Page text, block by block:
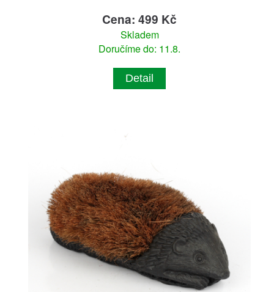
Cena: 499 Kč
Skladem
Doručíme do: 11.8.
Detail